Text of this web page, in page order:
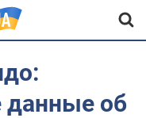
данные об